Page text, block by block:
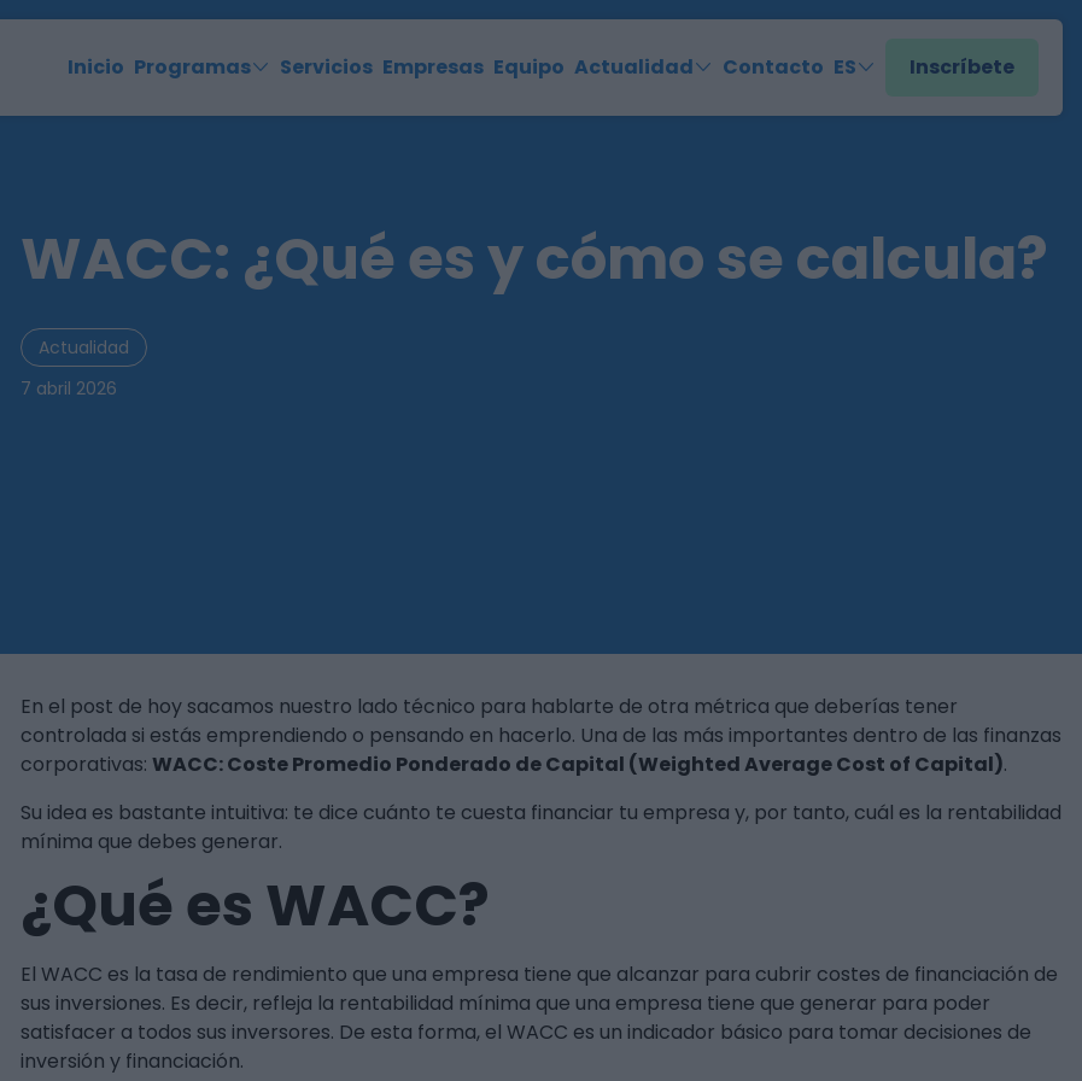
Inicio Programas Servicios Empresas Equipo Actualidad Contacto ES Inscríbete
WACC: ¿Qué es y cómo se calcula?
Actualidad
7 abril 2026
En el post de hoy sacamos nuestro lado técnico para hablarte de otra métrica que deberías tener
controlada si estás emprendiendo o pensando en hacerlo. Una de las más importantes dentro de las finanzas
corporativas: WACC: Coste Promedio Ponderado de Capital (Weighted Average Cost of Capital).
Su idea es bastante intuitiva: te dice cuánto te cuesta financiar tu empresa y, por tanto, cuál es la rentabilidad
mínima que debes generar.
¿Qué es WACC?
El WACC es la tasa de rendimiento que una empresa tiene que alcanzar para cubrir costes de financiación de
sus inversiones. Es decir, refleja la rentabilidad mínima que una empresa tiene que generar para poder
satisfacer a todos sus inversores. De esta forma, el WACC es un indicador básico para tomar decisiones de
inversión y financiación.